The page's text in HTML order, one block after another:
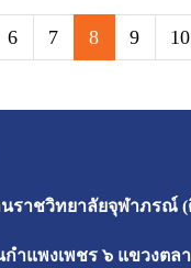
6 7 8 9 10
ราชวิทยาลัยจุฬาภรณ์
ำแพงเพชร ๖ แขวงตล